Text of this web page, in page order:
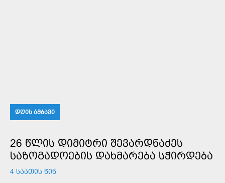
ᲓᲦᲘᲡ ᲐᲛᲑᲐᲕᲘ
26 ᲬᲚᲘᲡ ᲓᲘᲛᲘᲢᲠᲘ ᲨᲔᲕᲐᲠᲓᲜᲐᲫᲔᲡ
ᲡᲐᲖᲝᲒᲐᲓᲝᲔᲑᲘᲡ ᲓᲐᲮᲛᲐᲠᲔᲑᲐ ᲡᲭᲘᲠᲓᲔᲑᲐ
4 ᲡᲐᲐᲗᲘᲡ ᲬᲘᲜ